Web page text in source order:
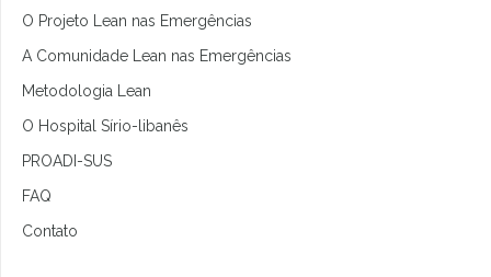
O Projeto Lean nas Emergências
A Comunidade Lean nas Emergências
Metodologia Lean
O Hospital Sírio-libanês
PROADI-SUS
FAQ
Contato